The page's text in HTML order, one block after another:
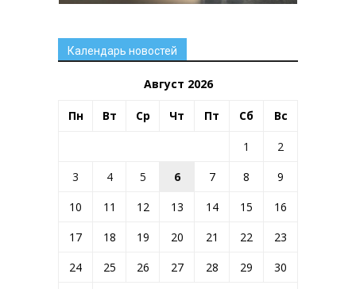
Календарь новостей
Август 2026
Пн Вт Ср Чт Пт Сб Вс
1
2
3
4 5 6 7 8
9
10
11 12 13 14 15
16
17
18 19 20 21 22
23
24
25 26 27 28 29
30